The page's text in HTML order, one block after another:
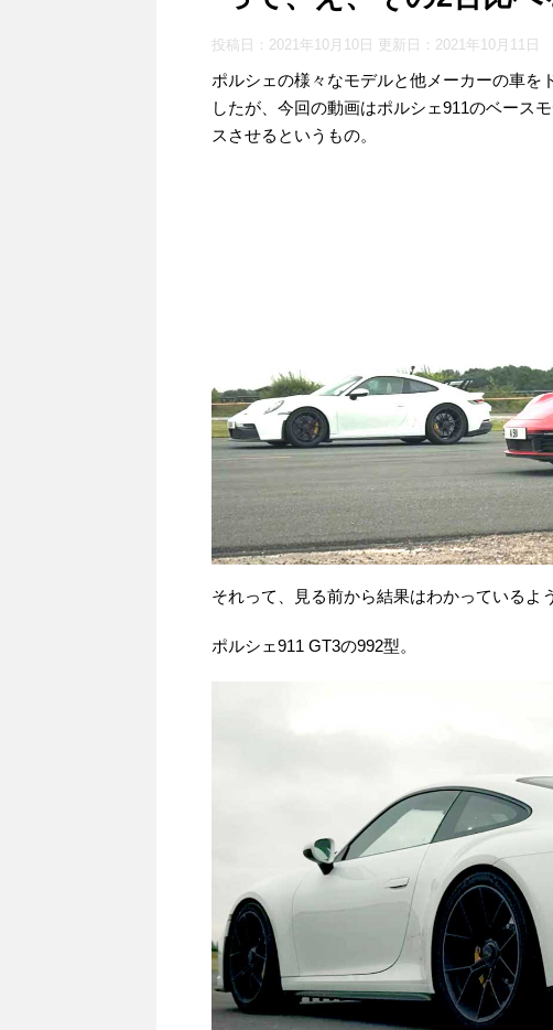
投稿日：2021年10月10日 更新日： 2021年10月11日
ポルシェの様々なモデルと他メーカーの車を
したが、今回の動画はポルシェ911のベース
スさせるというもの。
それって、見る前から結果はわかっているよ
ポルシェ911 GT3の992型。